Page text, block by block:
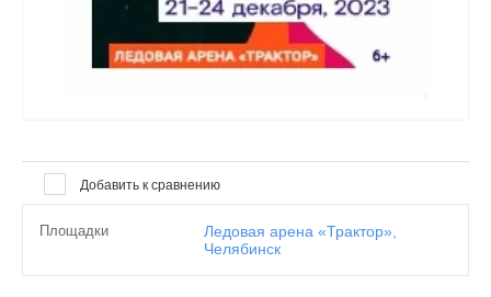
Добавить к сравнению
Площадки
Ледовая арена «Трактор»,
Челябинск